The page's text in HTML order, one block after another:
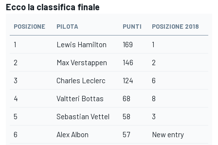
Ecco la classifica finale
POSIZIONE PILOTA PUNTI POSIZIONE 2018
1 Lewis Hamilton 169 1
2 Max Verstappen 146 2
3 Charles Leclerc 124 6
4 Valtteri Bottas 68 8
5 Sebastian Vettel 58 3
6 Alex Albon 57 New entry